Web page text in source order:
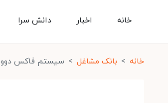
دانش سرا اخبار خانه
خانه بانک مشاغل سیستم فاکس دوو